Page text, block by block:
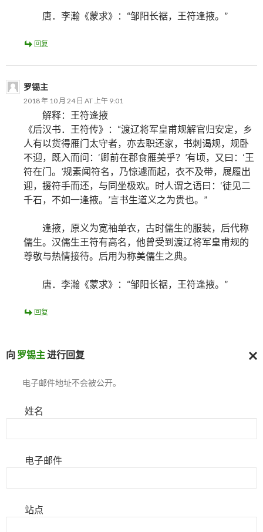
唐．李瀚《蒙求》：“邹阳长裾，王符逢掖。”
回复
罗锡主
2018 年 10 月 24 日 AT 上午 9:01
解释：王符逄掖
《后汉书．王符传》：“渡辽将军皇甫规解官归安定，乡
人有以货得雁门太守者，亦去职还家，书刺谒规，规卧
不迎，既入而问：‘卿前在郡食雁美乎？’有顷，又曰：‘王
符在门。’规素闻符名，乃惊遽而起，衣不及带，屣履出
迎，援符手而还，与同坐极欢。时人谓之语曰：‘徒见二
千石，不如一逢掖。’言书生道义之为贵也。”
逢掖，原义为宽袖单衣，古时儒生的服装，后代称
儒生。汉儒生王符有高名，他曾受到渡辽将军皇甫规的
尊敬与热情接待。后用为称美儒生之典。
唐．李瀚《蒙求》：“邹阳长裾，王符逢掖。”
回复
向 罗锡主 进行回复
电子邮件地址不会被公开。
姓名
电子邮件
站点